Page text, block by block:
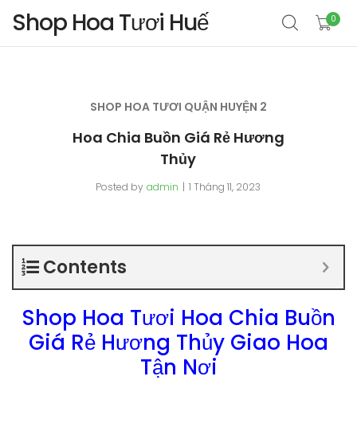
Shop Hoa Tươi Huế 0
SHOP HOA TƯƠI QUẬN HUYỆN 2
Hoa Chia Buồn Giá Rẻ Hương
Thủy
Posted by admin 1 Tháng 11, 2023
Contents
Shop Hoa Tươi Hoa Chia Buồn
Giá Rẻ Hương Thủy Giao Hoa
Tận Nơi